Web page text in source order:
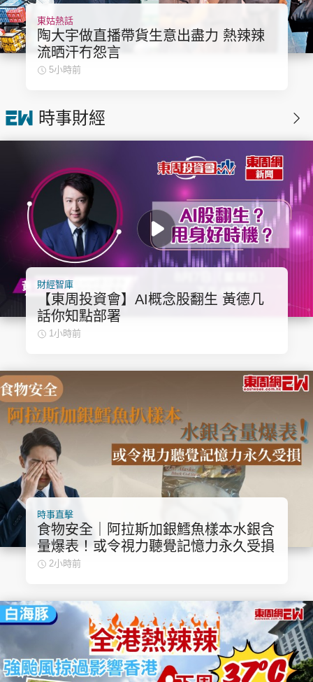
東姑熱話
陶大宇做直播帶貨生意出盡力 熱辣辣
流晒汗冇怨言
5小時前
時事財經
財經智庫
【東周投資會】AI概念股翻生 黃德几
話你知點部署
1小時前
時事直擊
食物安全｜阿拉斯加銀鱈魚樣本水銀含
量爆表！或令視力聽覺記憶力永久受損
2小時前